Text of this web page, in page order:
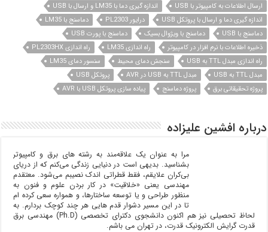
ارسال اطلاعات به کامپیوتر با USB
اندازه گیری دما با LM35 و ارسال با USB
اندازه گیری دما و ارسال با پروتکل USB
درایور PL2303
دماسنج با LM35
دماسنج با USB
دماسنج با ویژوال بسیک
دماسنج با پورت USB
ذخیره اطلاعات با نرم افزار در کامپیوتر
راه اندازی LM35
راه اندازی PL2303HX
راه اندازی مبدل TTL به USB
سنجش دمای محیط
سنسور دمای LM35
مبدل TTL به USB
مبدل TTL به USB در AVR
پروتکل USB
پروژه تحقیقاتی برق
پروژه دماسنج پیاده سازی پروتکل USB با AVR
درباره افشین علیزاده
مرا به عنوان یک علاقه‌مند به رشته های برق و کامپیوتر
بشناسید‌. بدیهی است در دنیایی زندگی می‌کنم که از دریای
بی‌کران علایقم‌، فقط قطراتی اندک نصیبم می‌شود. معتقدم
مهندسی یعنی «خلاقیت»‌ در کار بردن علوم و فنون به
منظور طراحی و یا توسعه ساختارها، و همواره سعی کرده ام
تا در این مسیر دشوار قدم هایی هر چند کوچک بردارم. به
لحاظ تحصیلی نیز هم اکنون دانشجوی دکترای تخصصی (Ph.D) مهندسی برق
قدرت گرایش الکترونیک قدرت، در تهران می باشم.